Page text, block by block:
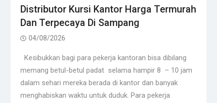
Distributor Kursi Kantor Harga Termurah
Dan Terpecaya Di Sampang
04/08/2026
Kesibukkan bagi para pekerja kantoran bisa dibilang
memang betul-betul padat selama hampir 8 – 10 jam
dalam sehari mereka berada di kantor dan banyak
menghabiskan waktu untuk duduk. Para pekerja